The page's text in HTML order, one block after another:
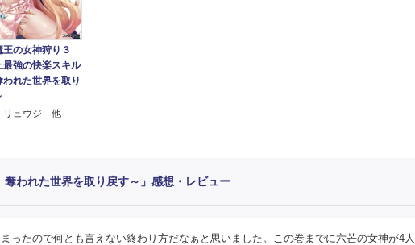
王の女神狩り３
最強の快楽スキル
われた世界を取り
ュウジ 他
奪われた世界を取り戻す～」感想・レビュー
ったので何とも言えない終わり方だなぁと思いました。この巻までに六芒の女神が4